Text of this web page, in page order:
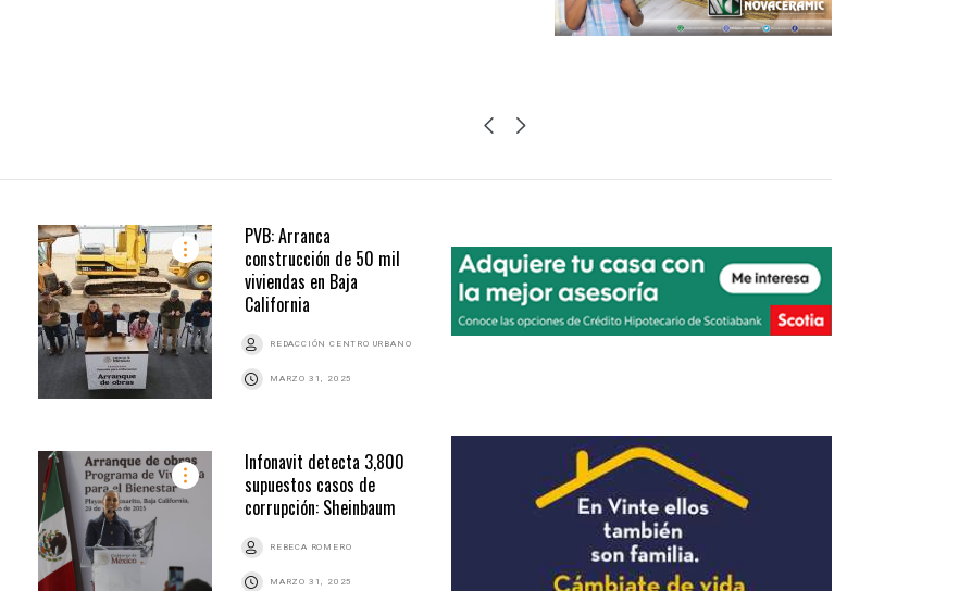
PVB: Arranca
construcción de 50 mil
viviendas en Baja
California
REDACCIÓN CENTRO URBANO
MARZO 31, 2025
Infonavit detecta 3,800
supuestos casos de
corrupción: Sheinbaum
REBECA ROMERO
MARZO 31, 2025